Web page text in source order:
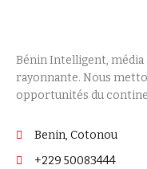
Bénin Intelligent, média
rayonnante. Nous
opportunités du
Benin, Cotonou
+229 50083444